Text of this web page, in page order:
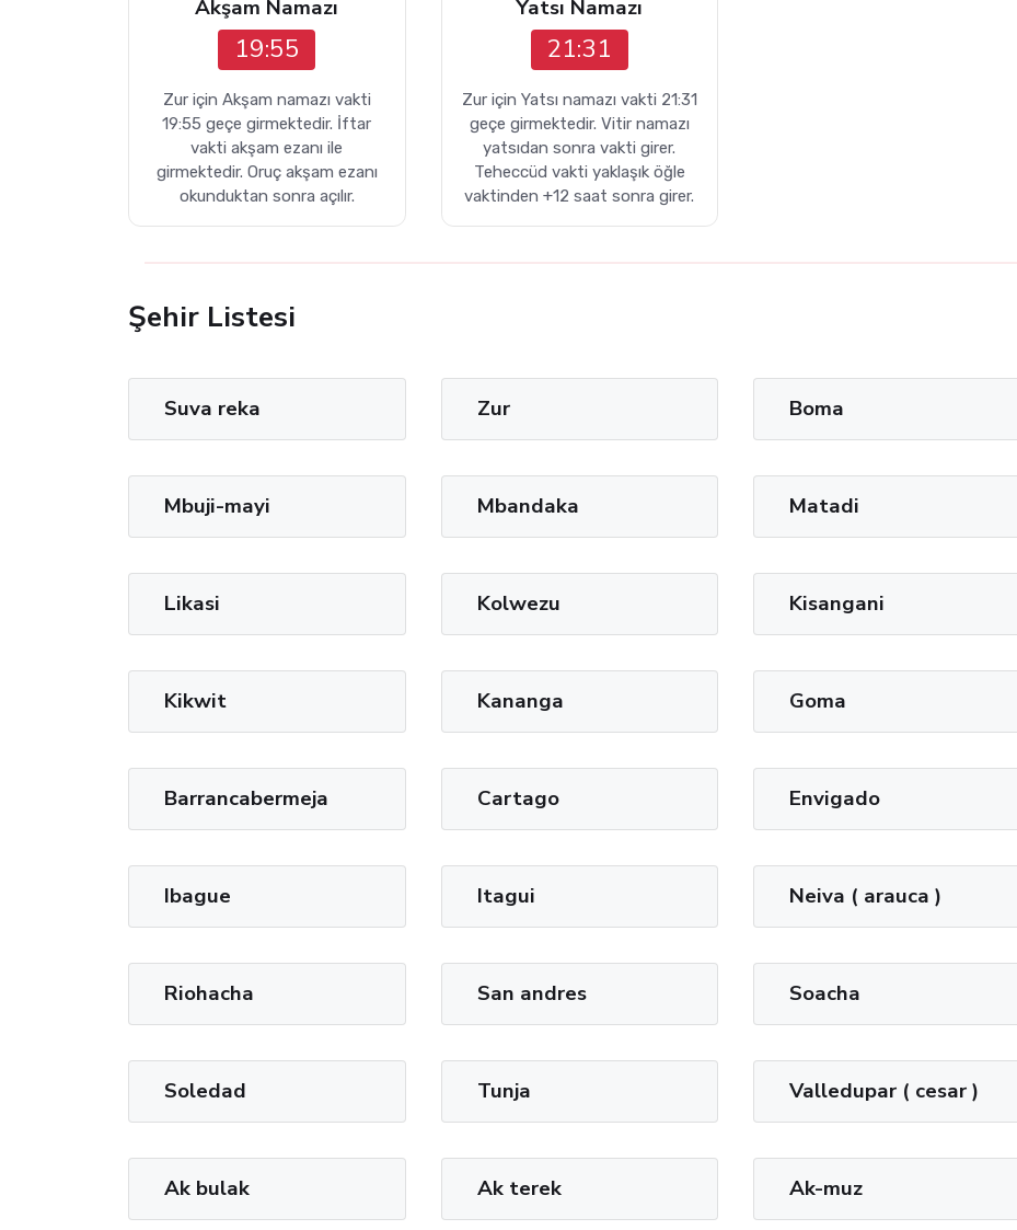
Akşam Namazı
19:55
Zur için Akşam namazı vakti
19:55 geçe girmektedir. İftar
vakti akşam ezanı ile
girmektedir. Oruç akşam ezanı
okunduktan sonra açılır.
Yatsı Namazı
21:31
Zur için Yatsı namazı vakti 21:31
geçe girmektedir. Vitir namazı
yatsıdan sonra vakti girer.
Teheccüd vakti yaklaşık öğle
vaktinden +12 saat sonra girer.
Şehir Listesi
Suva reka Zur Boma
Mbuji-mayi Mbandaka Matadi
Likasi Kolwezu Kisangani
Kikwit Kananga Goma
Barrancabermeja Cartago Envigado
Ibague Itagui Neiva ( arauca )
Riohacha San andres Soacha
Soledad Tunja Valledupar ( cesar )
Ak bulak Ak terek Ak-muz